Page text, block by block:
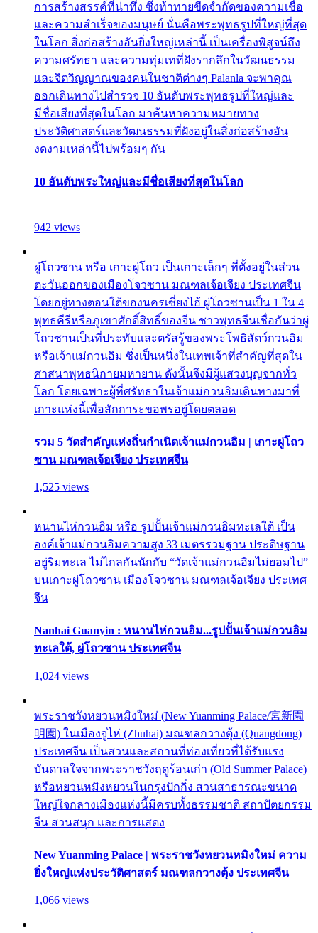
การสร้างสรรค์ที่น่าทึ่ง ซึ่งท้าทายขีดจำกัดของความเชื่อ
และความสำเร็จของมนุษย์ นั่นคือพระพุทธรูปที่ใหญ่ที่สุด
ในโลก สิ่งก่อสร้างอันยิ่งใหญ่เหล่านี้ เป็นเครื่องพิสูจน์ถึง
ความศรัทธา และความทุ่มเทที่ฝังรากลึกในวัฒนธรรม
และจิตวิญญาณของคนในชาติต่างๆ Palanla จะพาคุณ
ออกเดินทางไปสำรวจ 10 อันดับพระพุทธรูปที่ใหญ่และ
มีชื่อเสียงที่สุดในโลก มาค้นหาความหมายทาง
ประวัติศาสตร์และวัฒนธรรมที่ฝังอยู่ในสิ่งก่อสร้างอัน
งดงามเหล่านี้ไปพร้อมๆ กัน
10 อันดับพระใหญ่และมีชื่อเสียงที่สุดในโลก
942 views
ผู่โถวซาน หรือ เกาะผู่โถว เป็นเกาะเล็กๆ ที่ตั้งอยู่ในส่วน
ตะวันออกของเมืองโจวซาน มณฑลเจ้อเจียง ประเทศจีน
โดยอยู่ทางตอนใต้ของนครเซี่ยงไฮ้ ผู่โถวซานเป็น 1 ใน 4
พุทธคีรีหรือภูเขาศักดิ์สิทธิ์ของจีน ชาวพุทธจีนเชื่อกันว่าผู่
โถวซานเป็นที่ประทับและตรัสรู้ของพระโพธิสัตว์กวนอิม
หรือเจ้าแม่กวนอิม ซึ่งเป็นหนึ่งในเทพเจ้าที่สำคัญที่สุดใน
ศาสนาพุทธนิกายมหายาน ดังนั้นจึงมีผู้แสวงบุญจากทั่ว
โลก โดยเฉพาะผู้ที่ศรัทธาในเจ้าแม่กวนอิมเดินทางมาที่
เกาะแห่งนี้เพื่อสักการะขอพรอยู่โดยตลอด
รวม 5 วัดสำคัญแห่งถิ่นกำเนิดเจ้าแม่กวนอิม | เกาะผู่โถว
ซาน มณฑลเจ้อเจียง ประเทศจีน
1,525 views
หนานไห่กวนอิม หรือ รูปปั้นเจ้าแม่กวนอิมทะเลใต้ เป็น
องค์เจ้าแม่กวนอิมความสูง 33 เมตรรวมฐาน ประดิษฐาน
อยู่ริมทะเล ไม่ไกลกันนักกับ “วัดเจ้าแม่กวนอิมไม่ยอมไป”
บนเกาะผู่โถวซาน เมืองโจวซาน มณฑลเจ้อเจียง ประเทศ
จีน
Nanhai Guanyin : หนานไห่กวนอิม...รูปปั้นเจ้าแม่กวนอิม
ทะเลใต้, ผู่โถวซาน ประเทศจีน
1,024 views
พระราชวังหยวนหมิงใหม่ (New Yuanming Palace/宮新園
明園) ในเมืองจูไห่ (Zhuhai) มณฑลกวางตุ้ง (Quangdong)
ประเทศจีน เป็นสวนและสถานที่ท่องเที่ยวที่ได้รับแรง
บันดาลใจจากพระราชวังฤดูร้อนเก่า (Old Summer Palace)
หรือหยวนหมิงหยวนในกรุงปักกิ่ง สวนสาธารณะขนาด
ใหญ่ใจกลางเมืองแห่งนี้มีครบทั้งธรรมชาติ สถาปัตยกรรม
จีน สวนสนุก และการแสดง
New Yuanming Palace | พระราชวังหยวนหมิงใหม่ ความ
ยิ่งใหญ่แห่งประวัติศาสตร์ มณฑลกวางตุ้ง ประเทศจีน
1,066 views